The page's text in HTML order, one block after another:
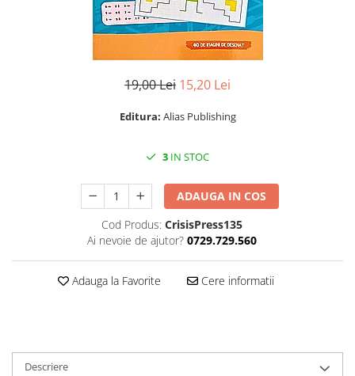
Manuale scolare/Cursuri
Spiritualitate/Ezoterism
19,00 Lei 15,20 Lei
Editura: Alias Publishing
3 IN STOC
ADAUGA IN COS
Cod Produs: CrisisPress135
Ai nevoie de ajutor? 0729.729.560
Adauga la Favorite Cere informatii
Descriere